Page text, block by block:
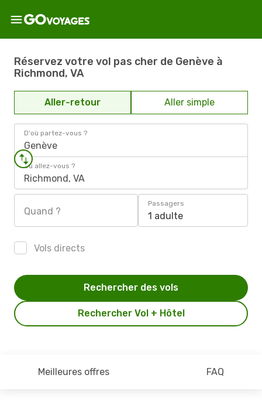
Réservez votre vol pas cher de Genève à
Richmond, VA
Aller-retour Aller simple
D'où partez-vous ?
Genève
Où allez-vous ?
Richmond, VA
Quand ?
Passagers
1 adulte
Vols directs
Rechercher Vol + Hôtel
Rechercher des vols
Meilleures offres FAQ